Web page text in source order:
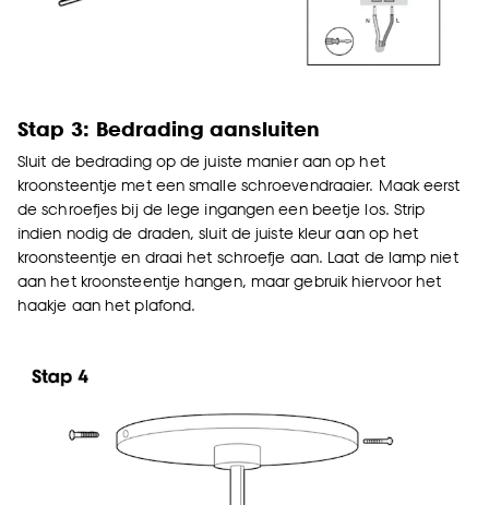
Stap 3: Bedrading aansluiten
Sluit de bedrading op de juiste manier aan op het
kroonsteentje met een smalle schroevendraaier. Maak eerst
de schroefjes bij de lege ingangen een beetje los. Strip
indien nodig de draden, sluit de juiste kleur aan op het
kroonsteentje en draai het schroefje aan. Laat de lamp niet
aan het kroonsteentje hangen, maar gebruik hiervoor het
haakje aan het plafond.